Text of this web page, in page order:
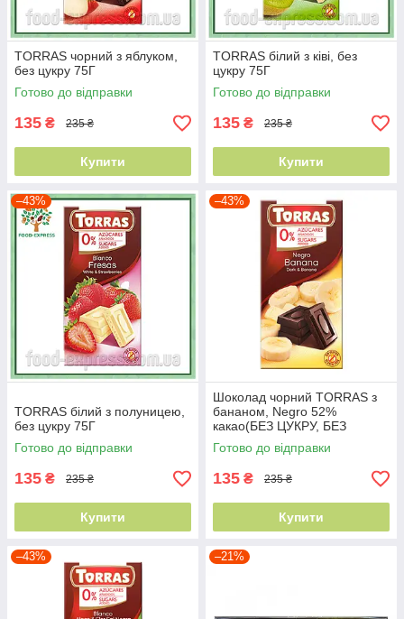
TORRAS чорний з яблуком,
без цукру 75Г
Готово до відправки
135 ₴ 235 ₴
Купити
TORRAS білий з ківі, без
цукру 75Г
Готово до відправки
135 ₴ 235 ₴
Купити
–43%
TORRAS білий з полуницею,
без цукру 75Г
Готово до відправки
135 ₴ 235 ₴
Купити
–43%
Шоколад чорний TORRAS з
бананом, Negro 52%
какао(БЕЗ ЦУКРУ, БЕЗ
ГЛЮТЕНА) 75г
Готово до відправки
135 ₴ 235 ₴
Купити
–43% –21%